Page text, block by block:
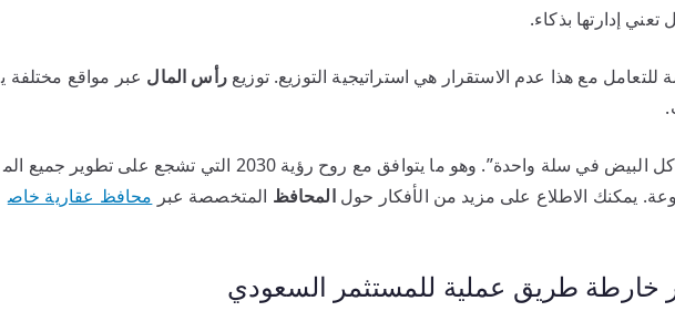
تعني إدارتها بذكاء.
مع هذا عدم الاستقرار هي استراتيجية التوزيع. توزيعرأس المال عبر مواقع مختلفة ي
هذا النهج يحول دون “وضع كل البيض في سلة واحدة”. وهو ما يتوافق مع روح رؤية 2030 التي تشجع على تطوير جميع الم
يمكنك الاطلاع على مزيد من الأفكار حولالمحافظ المتخصصة عبر محافظ عقارية خاص
خارطة طريق عملية للمستثمر السعودي